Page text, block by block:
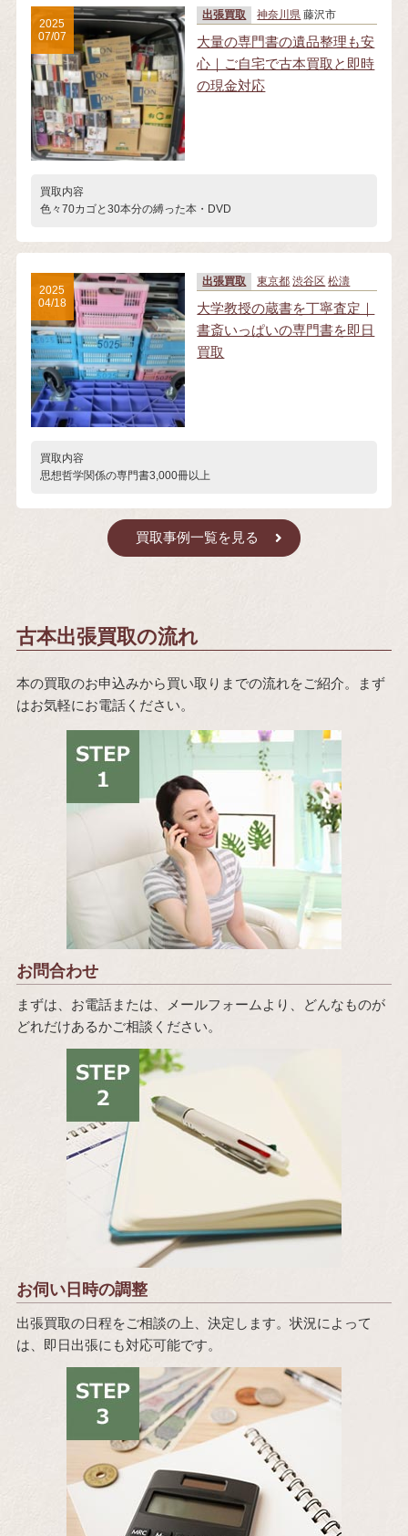
出張買取 神奈川県 藤沢市
大量の専門書の遺品整理も安
心｜ご自宅で古本買取と即時
の現金対応
買取内容
色々70カゴと30本分の縛った本・DVD
2025
07/07
出張買取 東京都 渋谷区 松濤
大学教授の蔵書を丁寧査定｜
書斎いっぱいの専門書を即日
買取
買取内容
思想哲学関係の専門書3,000冊以上
2025
04/18
買取事例一覧を見る
古本出張買取の流れ
本の買取のお申込みから買い取りまでの流れをご紹介。まず
はお気軽にお電話ください。
お問合わせ
まずは、お電話または、メールフォームより、どんなものが
どれだけあるかご相談ください。
お伺い日時の調整
出張買取の日程をご相談の上、決定します。状況によって
は、即日出張にも対応可能です。